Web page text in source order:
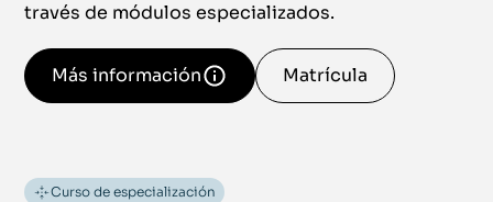
través de módulos especializados.
Más información Matrícula
Curso de especialización